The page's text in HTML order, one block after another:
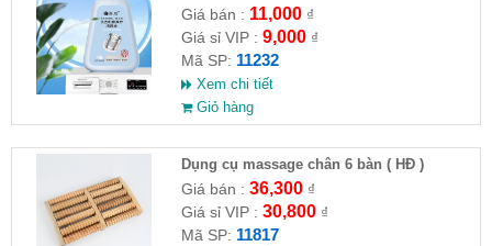
máy giặt CLEANING FLUID
Giá bán : 11,000₫
Giá sỉ VIP : 9,000₫
Mã SP: 11232
Xem chi tiết
Giỏ hàng
Dụng cụ massage chân 6 bàn ( HĐ )
Giá bán : 36,300₫
Giá sỉ VIP : 30,800₫
Mã SP: 11817